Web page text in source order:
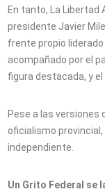
En tanto, La Libertad
presidente Javier
frente propio
acompañado por el
figura destacada, y
Pese a las versiones
oficialismo
independiente.
Un Grito Federal se